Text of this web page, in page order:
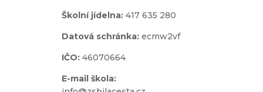
Školní jídelna: 417 635 280
Datová schránka: ecmw2vf
IČO: 46070664
E-mail škola: